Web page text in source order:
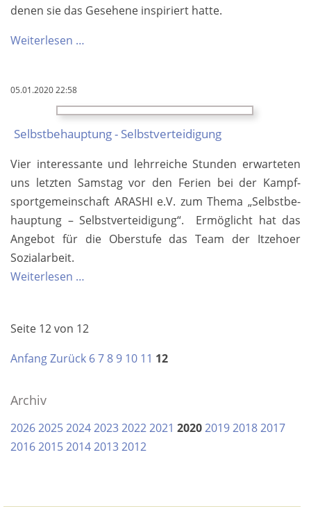
de­nen sie das Ge­sehene inspiriert hatte.
Weiterlesen …
Zora“
-
Schreib­
werk­
statt
05.01.2020 22:58
Selbst­be­hauptung - Selbst­ver­teidigung
Vier inter­essan­te und lehr­reiche Stunden er­warte­ten
uns letzten Sams­tag vor den Ferien bei der Kampf­
sport­ge­mein­schaft ARASHI e.V. zum Thema „Selbst­be­
hauptung – Selbst­ver­tei­digung“. Er­mög­licht hat das
An­ge­bot für die Ober­stufe das Team der Itzehoer
Sozial­arbeit.
Weiterlesen …
-
Selbst­
Seite 12 von 12
AnfangZurück 67 8 9 10 11 12
Archiv
202620252024202320222021 2020201920182017
20162015201420132012